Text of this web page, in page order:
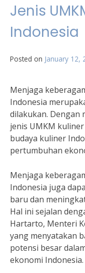
Jenis
Indonesia
Posted on January 12,
Menjaga
Indonesia
dilakukan. Dengan
jenis UMKM
budaya kuliner
pertumbuhan
Menjaga
Indonesia juga
baru dan
Hal ini sejalan
Hartarto, Menteri
yang menyatakan
potensi besar
ekonomi Indonesia.